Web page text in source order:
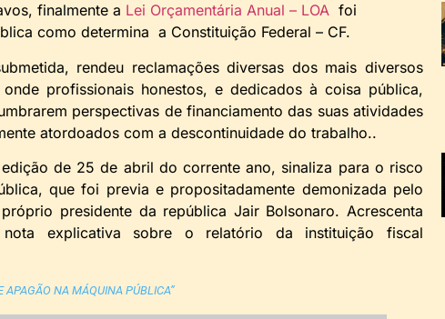
finalmente a Lei Orçamentária Anual – LOA foi
como determina a Constituição Federal – CF.
rendeu reclamações diversas dos mais diversos
profissionais honestos, e dedicados à coisa pública,
perspectivas de financiamento das suas atividades
atordoados com a descontinuidade do trabalho..
de 25 de abril do corrente ano, sinaliza para o risco
que foi previa e propositadamente demonizada pelo
presidente da república Jair Bolsonaro. Acrescenta
explicativa sobre o relatório da instituição fiscal
APAGÃO NA MÁQUINA PÚBLICA”